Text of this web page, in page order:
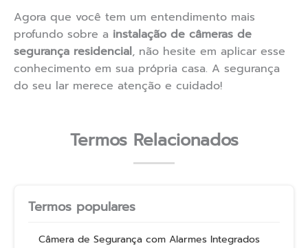
Agora que você tem um entendimento mais
profundo sobre a instalação de câmeras de
segurança residencial, não hesite em aplicar esse
conhecimento em sua própria casa. A segurança
do seu lar merece atenção e cuidado!
Termos Relacionados
Termos populares
Câmera de Segurança com Alarmes Integrados